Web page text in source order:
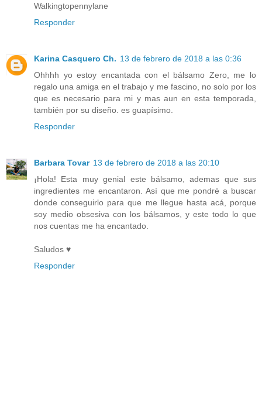
Walkingtopennylane
Responder
Karina Casquero Ch. 13 de febrero de 2018 a las 0:36
Ohhhh yo estoy encantada con el bálsamo Zero, me lo
regalo una amiga en el trabajo y me fascino, no solo por los
que es necesario para mi y mas aun en esta temporada,
también por su diseño. es guapísimo.
Responder
Barbara Tovar 13 de febrero de 2018 a las 20:10
¡Hola! Esta muy genial este bálsamo, ademas que sus
ingredientes me encantaron. Así que me pondré a buscar
donde conseguirlo para que me llegue hasta acá, porque
soy medio obsesiva con los bálsamos, y este todo lo que
nos cuentas me ha encantado.
Saludos ♥
Responder